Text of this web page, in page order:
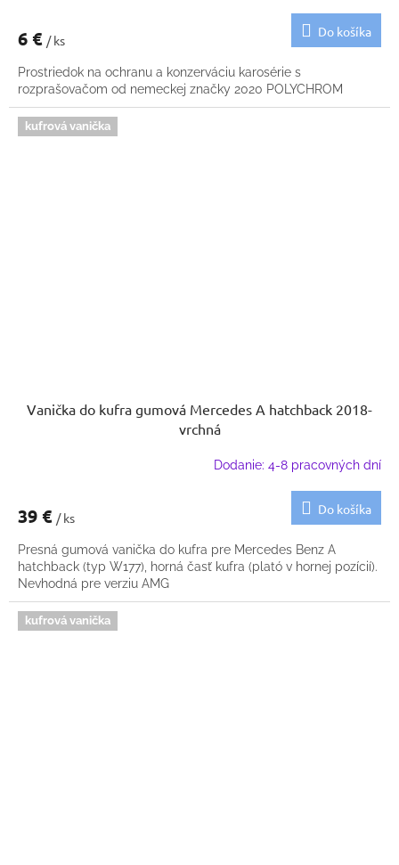
6 € / ks
Do košíka
Prostriedok na ochranu a konzerváciu karosérie s
rozprašovačom od nemeckej značky 2020 POLYCHROM
kufrová vanička
Vanička do kufra gumová Mercedes A hatchback 2018-
vrchná
Dodanie: 4-8 pracovných dní
39 € / ks
Do košíka
Presná gumová vanička do kufra pre Mercedes Benz A
hatchback (typ W177), horná časť kufra (plató v hornej pozícií).
Nevhodná pre verziu AMG
kufrová vanička